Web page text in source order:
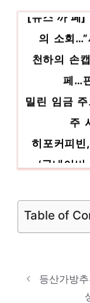
사진찍는웹
인
[뉴스’까’
의 소회
천하의 손
페…
밀린 임금
주
히포커피
‘굿네이버
‘내구제 대
한·페 수교
Table of
등산가방